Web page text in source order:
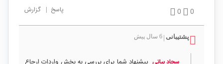
0
0 پاسخ | گزارش
پشتیبانی 6 سال پیش
سجاد بیاتی